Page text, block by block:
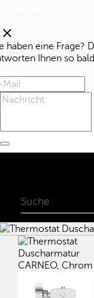
clear
haben eine Frage?
Ihnen so